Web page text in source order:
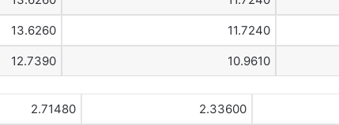
11.7240
13.6260
10.9610
12.7390
2.33600
2.71480